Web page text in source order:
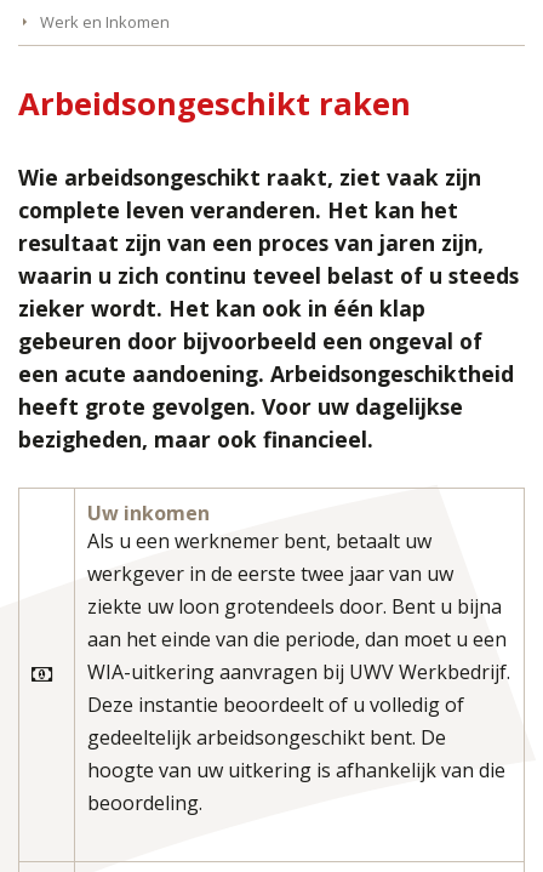
Werk en Inkomen
Arbeidsongeschikt raken
Wie arbeidsongeschikt raakt, ziet vaak zijn
complete leven veranderen. Het kan het
resultaat zijn van een proces van jaren zijn,
waarin u zich continu teveel belast of u steeds
zieker wordt. Het kan ook in één klap
gebeuren door bijvoorbeeld een ongeval of
een acute aandoening. Arbeidsongeschiktheid
heeft grote gevolgen. Voor uw dagelijkse
bezigheden, maar ook financieel.
Uw inkomen
Als u een werknemer bent, betaalt uw
werkgever in de eerste twee jaar van uw
ziekte uw loon grotendeels door. Bent u bijna
aan het einde van die periode, dan moet u een
WIA-uitkering aanvragen bij UWV Werkbedrijf.
Deze instantie beoordeelt of u volledig of
gedeeltelijk arbeidsongeschikt bent. De
hoogte van uw uitkering is afhankelijk van die
beoordeling.